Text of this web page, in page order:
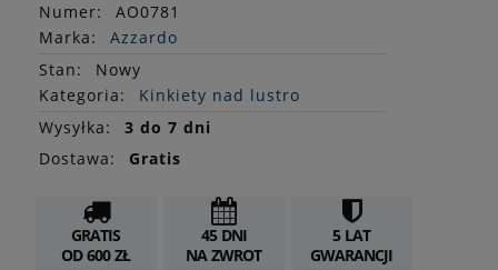
Numer:
AO0781
Marka:
Azzardo
Stan:
Nowy
Kategoria:
Kinkiety nad lustro
Wysyłka:
3 do 7 dni
Dostawa:
Gratis
GRATIS
OD 600 ZŁ
45 DNI
NA ZWROT
5 LAT
GWARANCJI